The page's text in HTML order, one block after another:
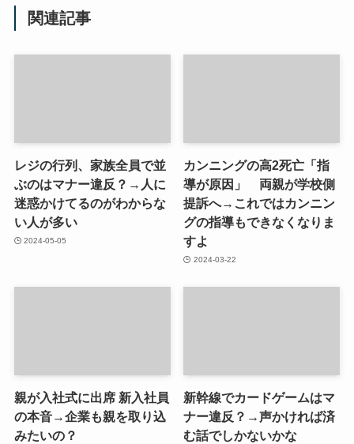
関連記事
レジの行列、家族全員で並
ぶのはマナー違反？→人に
迷惑かけてるのがわからな
い人が多い
2024-05-05
カンニングの高2死亡「指
導が原因」 両親が学校側
提訴へ→これではカンニン
グの指導もできなくなりま
すよ
2024-03-22
親が入社式に出席 新入社員
の本音→企業も親を取り込
みたいの？
新幹線でカードゲームはマ
ナー違反？→声かければ済
む話でしかないかな